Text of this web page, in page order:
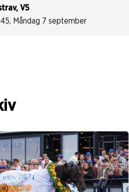
V5
, Måndag 7 september